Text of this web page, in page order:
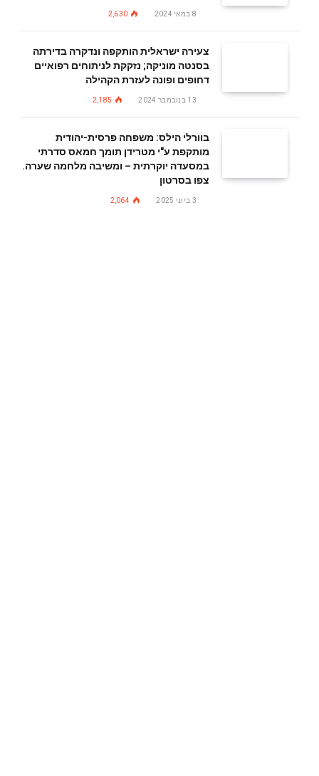
8 במאי 2024 2,630
צעירה ישראלית הותקפה ונדקרה בדירתה
בסנטה מוניקה; נזקקת לניתוחים רפואיים
דחופים ופונה לעזרת הקהילה
13 בנובמבר 2024 2,185
בוורלי הילס: משפחה פרסית-יהודית
מותקפת ע"י מטרידן תומך חמאס סדרתי
במסעדה יוקרתית – ומשיבה מלחמה שערה.
צפו בסרטון
3 ביוני 2025 2,064